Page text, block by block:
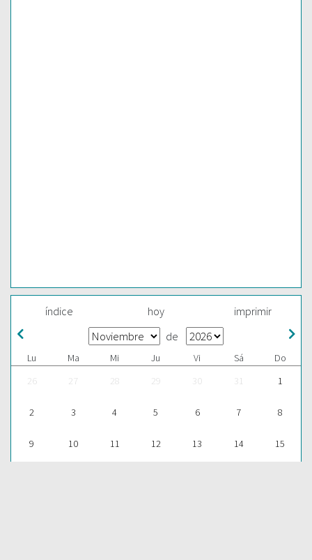
índice hoy imprimir
de
Lu Ma Mi Ju Vi Sá
Do
26
27 28 29 30 31 1
2 3 4 5 6 7 8
9 10 11 12 13 14 15